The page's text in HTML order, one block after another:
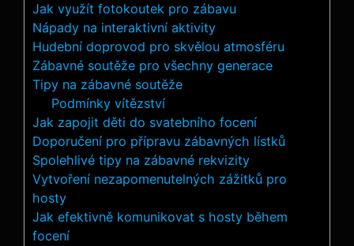
Jak využít fotokoutek pro zábavu
Nápady na interaktivní aktivity
Hudební doprovod pro skvělou atmosféru
Zábavné soutěže ⁤pro všechny generace
Tipy na zábavné soutěže
Podmínky vítězství
Jak zapojit děti do svatebního ⁣focení
Doporučení pro přípravu zábavných⁣ lístků
Spolehlivé tipy na zábavné rekvizity
Vytvoření nezapomenutelných zážitků pro
hosty
Jak⁢ efektivně komunikovat ‍s hosty během ​
focení